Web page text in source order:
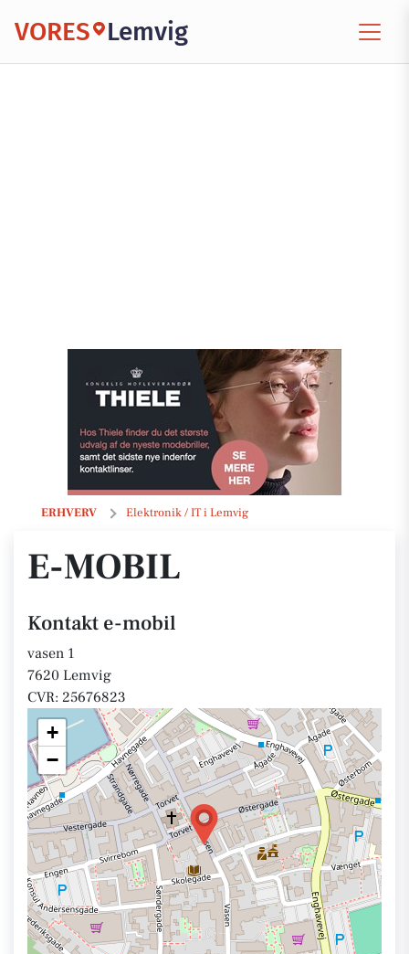
VORES Lemvig
ERHVERV Elektronik / IT i Lemvig
e-mobil
E-MOBIL
Kontakt e-mobil
vasen 1
7620 Lemvig
CVR: 25676823
+
−